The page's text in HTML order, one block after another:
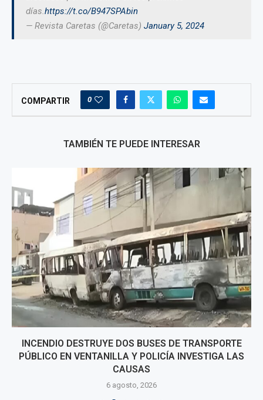
días.https://t.co/B947SPAbin
— Revista Caretas (@Caretas) January 5, 2024
COMPARTIR 0
TAMBIÉN TE PUEDE INTERESAR
INCENDIO DESTRUYE DOS BUSES DE TRANSPORTE
PÚBLICO EN VENTANILLA Y POLICÍA INVESTIGA LAS
CAUSAS
6 agosto, 2026